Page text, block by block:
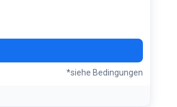
*siehe Bedingungen